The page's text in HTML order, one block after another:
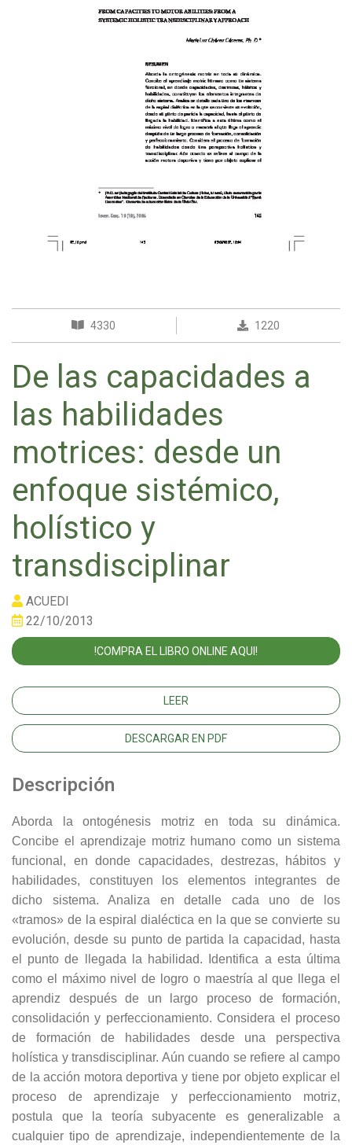
4330 1220
De las capacidades a
las habilidades
motrices: desde un
enfoque sistémico,
holístico y
transdisciplinar
ACUEDI
22/10/2013
!COMPRA EL LIBRO ONLINE AQUI!
LEER
DESCARGAR EN PDF
Descripción
Aborda la ontogénesis motriz en toda su dinámica.
Concibe el aprendizaje motriz humano como un sistema
funcional, en donde capacidades, destrezas, hábitos y
habilidades, constituyen los elementos integrantes de
dicho sistema. Analiza en detalle cada uno de los
«tramos» de la espiral dialéctica en la que se convierte su
evolución, desde su punto de partida la capacidad, hasta
el punto de llegada la habilidad. Identifica a esta última
como el máximo nivel de logro o maestría al que llega el
aprendiz después de un largo proceso de formación,
consolidación y perfeccionamiento. Considera el proceso
de formación de habilidades desde una perspectiva
holística y transdisciplinar. Aún cuando se refiere al campo
de la acción motora deportiva y tiene por objeto explicar el
proceso de aprendizaje y perfeccionamiento motriz,
postula que la teoría subyacente es generalizable a
cualquier tipo de aprendizaje, independientemente de la